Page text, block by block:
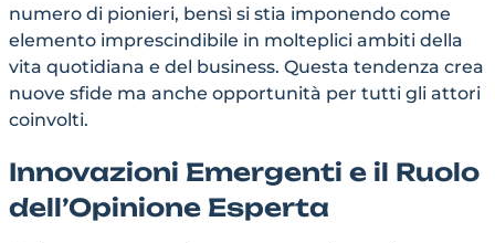
numero di pionieri, bensì si stia imponendo come
elemento imprescindibile in molteplici ambiti della
vita quotidiana e del business. Questa tendenza crea
nuove sfide ma anche opportunità per tutti gli attori
coinvolti.
Innovazioni Emergenti e il Ruolo
dell’Opinione Esperta